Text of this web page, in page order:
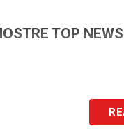
TOP NEWS